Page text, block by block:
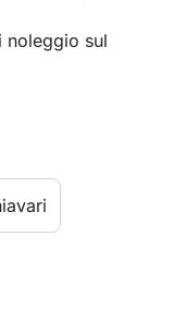
noleggio sul